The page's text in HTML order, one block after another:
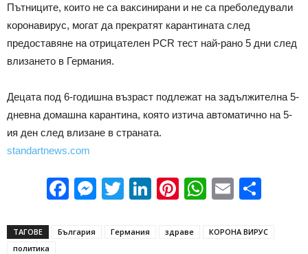
Пътниците, които не са ваксинирани и не са преболедували
коронавирус, могат да прекратят карантината след
предоставяне на отрицателен PCR тест най-рано 5 дни след
влизането в Германия.
Децата под 6-годишна възраст подлежат на задължителна 5-
дневна домашна карантина, която изтича автоматично на 5-
ия ден след влизане в страната.
standartnews.com
Facebook
Messenger
Twitter
LinkedIn
Pinterest
WhatsApp
Email
ТАГОВЕ България Германия здраве
КОРОНА ВИРУС
политика